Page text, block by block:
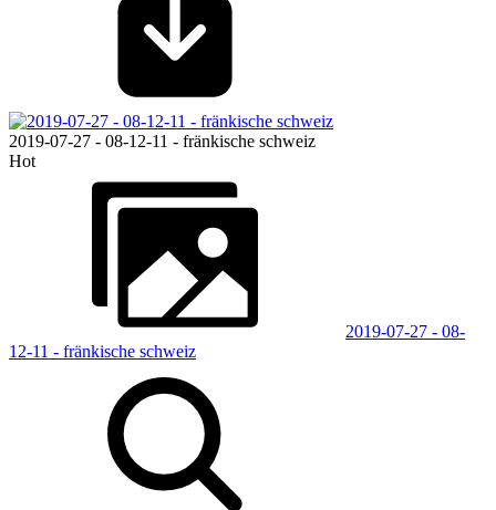
2019-07-27 - 08-12-11 - fränkische schweiz
Hot
2019-07-27 - 08-
12-11 - fränkische schweiz